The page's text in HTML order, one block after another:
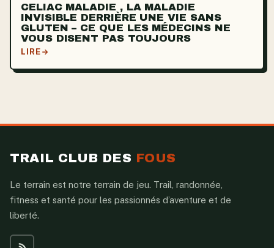
CELIAC MALADIE , LA MALADIE
INVISIBLE DERRIÈRE UNE VIE SANS
GLUTEN – CE QUE LES MÉDECINS NE
VOUS DISENT PAS TOUJOURS
LIRE
TRAIL CLUB DES FOUS
Le terrain est notre terrain de jeu. Trail, randonnée,
fitness et santé pour les passionnés d’aventure et de
liberté.